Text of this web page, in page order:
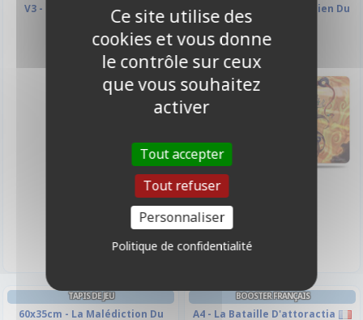
V3 - L'Éveil des Anciens
60x35cm - Izanagi, Gardien Du
TAPIS DE JEU
60x35cm - La Malédiction Du
BOOSTER FRANÇAIS
A4 - La Bataille D'attoractia
Ce site utilise des
cookies et vous donne
le contrôle sur ceux
que vous souhaitez
activer
Tout accepter
Tout refuser
Personnaliser
Politique de confidentialité